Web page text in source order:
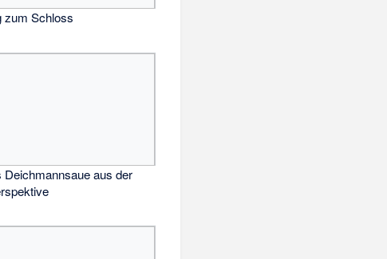
zum Schloss
Deichmannsaue aus der